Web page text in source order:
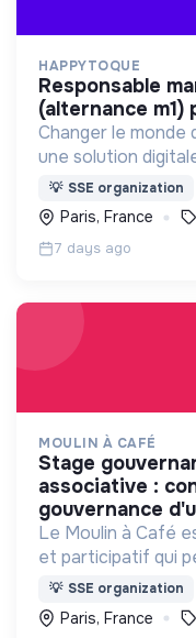
HAPPYTOQUE
responsable marketing & communication
(alternance m1)
Changer le
une solution digitale unique. Nous
notre application,
repas ASSIS
💡 SSE organization
Paris, France
7 days ago
MOULIN À CAFÉ
stage gouvernance partagée et vie
associative :
gouvernance
Le Moulin à Café
et participatif qui
repas, boire un
profiter des
💡 SSE organization
Paris, France